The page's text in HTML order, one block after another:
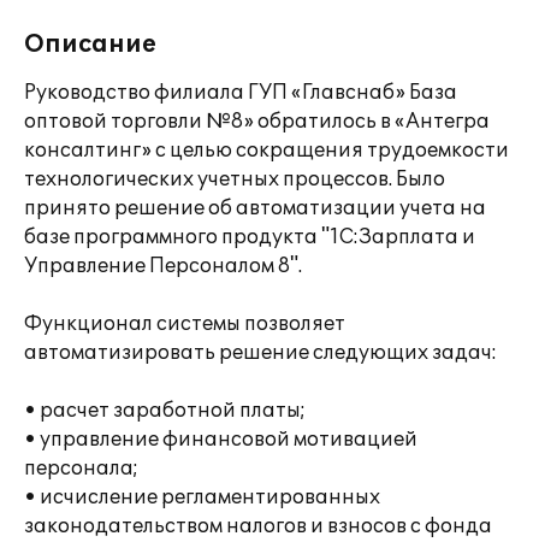
Описание
Руководство филиала ГУП «Главснаб» База
оптовой торговли №8» обратилось в «Антегра
консалтинг» с целью сокращения трудоемкости
технологических учетных процессов. Было
принято решение об автоматизации учета на
базе программного продукта "1С:Зарплата и
Управление Персоналом 8".
Функционал системы позволяет
автоматизировать решение следующих задач:
• расчет заработной платы;
• управление финансовой мотивацией
персонала;
• исчисление регламентированных
законодательством налогов и взносов с фонда